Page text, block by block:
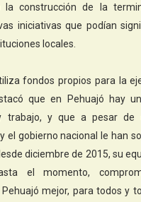
la construcción de la
iniciativas que podían
locales.
fondos propios para la
que en Pehuajó hay
trabajo, y que a pesar de
el gobierno nacional le han
diciembre de 2015, su
el momento,
mejor, para todos y